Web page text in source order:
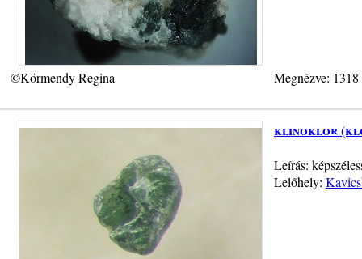
©Körmendy Regina Megnézve:
klinoklor
Leírás:
Lelőhely: